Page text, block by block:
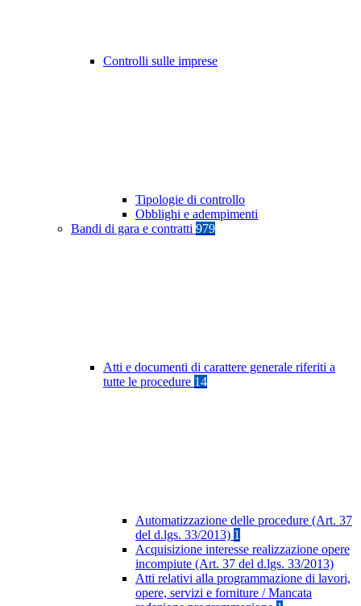
Controlli sulle imprese
Tipologie di controllo
Obblighi e adempimenti
Bandi di gara e contratti 979
Atti e documenti di carattere generale riferiti a
tutte le procedure 14
Automatizzazione delle procedure (Art. 37
del d.lgs. 33/2013) 1
Acquisizione interesse realizzazione opere
incompiute (Art. 37 del d.lgs. 33/2013)
Atti relativi alla programmazione di lavori,
opere, servizi e forniture / Mancata